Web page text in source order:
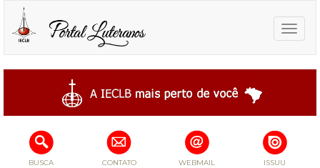
Toggle
BUSCA CONTATO WEBMAIL ISSUU